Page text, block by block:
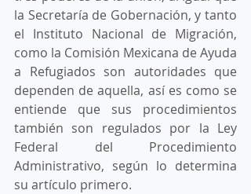
la Secretaría de Gobernación, y tanto
el Instituto Nacional de Migración,
como la Comisión Mexicana de Ayuda
a Refugiados son autoridades que
dependen de aquella, así es como se
entiende que sus procedimientos
también son regulados por la Ley
Federal del Procedimiento
Administrativo, según lo determina
su artículo primero.